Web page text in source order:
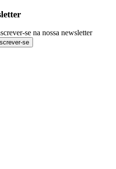
se na nossa newsletter
se